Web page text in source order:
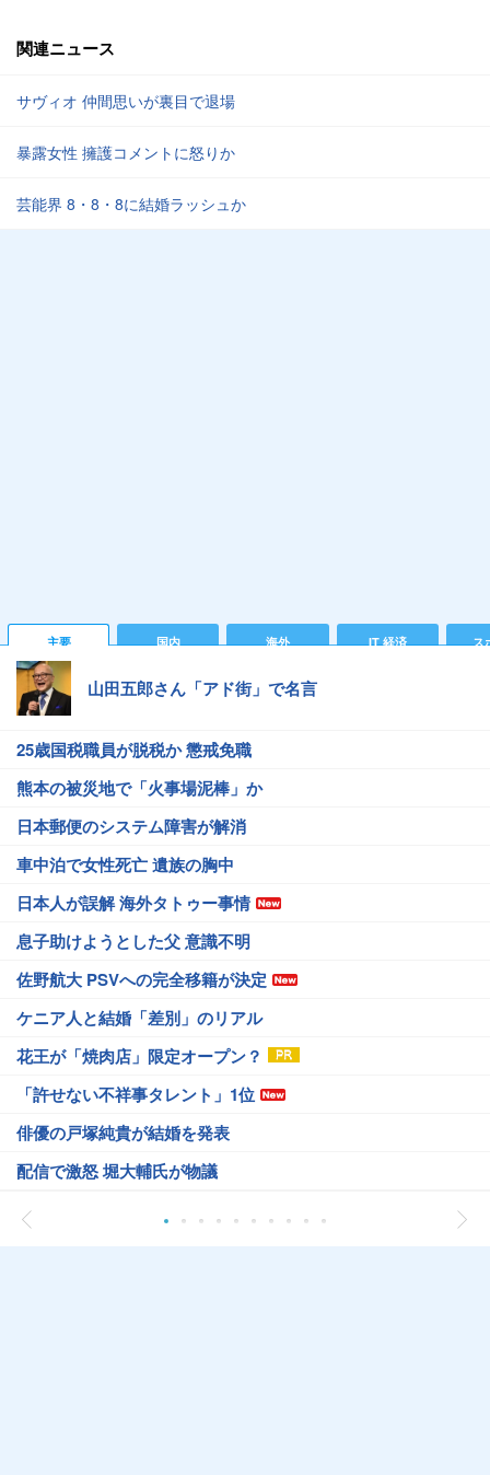
関連ニュース
サヴィオ 仲間思いが裏目で退場
暴露女性 擁護コメントに怒りか
芸能界 8・8・8に結婚ラッシュか
主要 国内 海外 IT 経済 ス
山田五郎さん「アド街」で名言
25歳国税職員が脱税か 懲戒免職
熊本の被災地で「火事場泥棒」か
日本郵便のシステム障害が解消
車中泊で女性死亡 遺族の胸中
日本人が誤解 海外タトゥー事情
息子助けようとした父 意識不明
佐野航大 PSVへの完全移籍が決定
ケニア人と結婚「差別」のリアル
花王が「焼肉店」限定オープン？
「許せない不祥事タレント」1位
俳優の戸塚純貴が結婚を発表
配信で激怒 堀大輔氏が物議